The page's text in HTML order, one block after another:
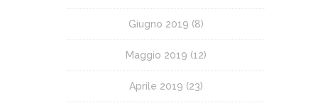
Giugno 2019 (8)
Maggio 2019 (12)
Aprile 2019 (23)